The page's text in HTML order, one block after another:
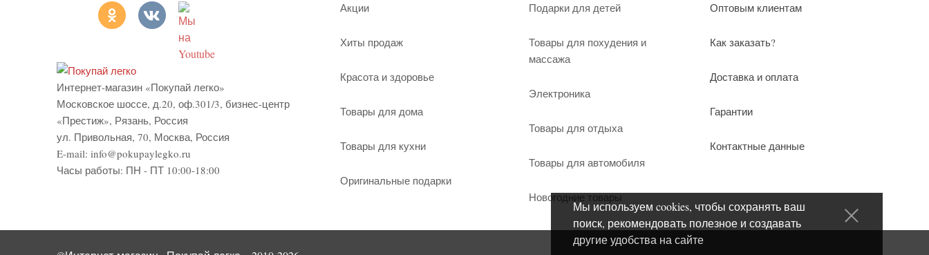
Интернет-магазин «Покупай легко»
Московское шоссе, д.20, оф.301/3, бизнес-центр
«Престиж», Рязань, Россия
ул. Привольная, 70, Москва, Россия
E-mail: info@pokupaylegko.ru
Часы работы: ПН - ПТ 10:00-18:00
Акции
Хиты продаж
Красота и здоровье
Товары для дома
Товары для кухни
Оригинальные подарки
Подарки для детей
Товары для похудения и
массажа
Электроника
Товары для отдыха
Товары для автомобиля
Новогодние товары
Оптовым клиентам
Как заказать?
Доставка и оплата
Гарантии
Контактные данные
Мы используем cookies, чтобы сохранять ваш
поиск, рекомендовать полезное и создавать
другие удобства на сайте